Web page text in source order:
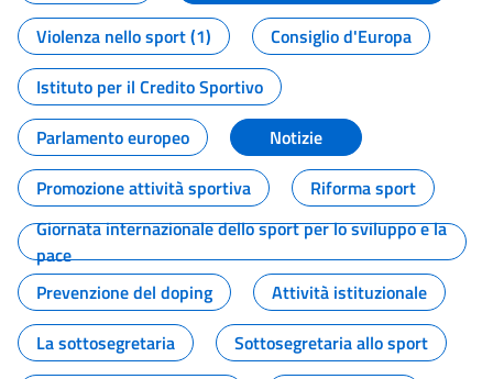
Violenza nello sport (1)
Consiglio d'Europa
Istituto per il Credito Sportivo
Parlamento europeo
Notizie
Promozione attività sportiva
Riforma sport
Giornata internazionale dello sport per lo sviluppo e la
pace
Prevenzione del doping
Attività istituzionale
La sottosegretaria
Sottosegretaria allo sport